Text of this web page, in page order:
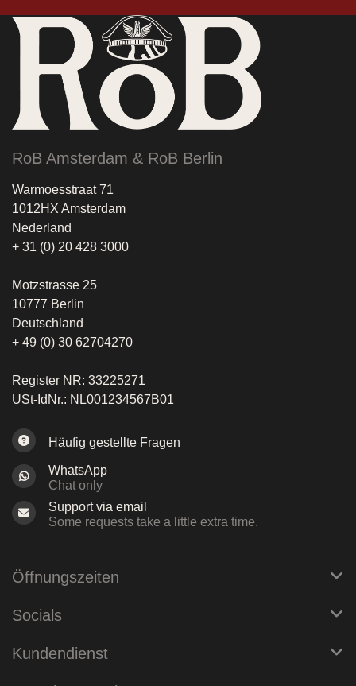
RoB Amsterdam & RoB Berlin
Warmoesstraat 71
1012HX Amsterdam
Nederland
+ 31 (0) 20 428 3000
Motzstrasse 25
10777 Berlin
Deutschland
+ 49 (0) 30 62704270
Register NR: 33225271
USt-IdNr.: NL001234567B01
Häufig gestellte Fragen
WhatsApp
Chat only
Support via email
Some requests take a little extra time.
Öffnungszeiten
Socials
Kundendienst